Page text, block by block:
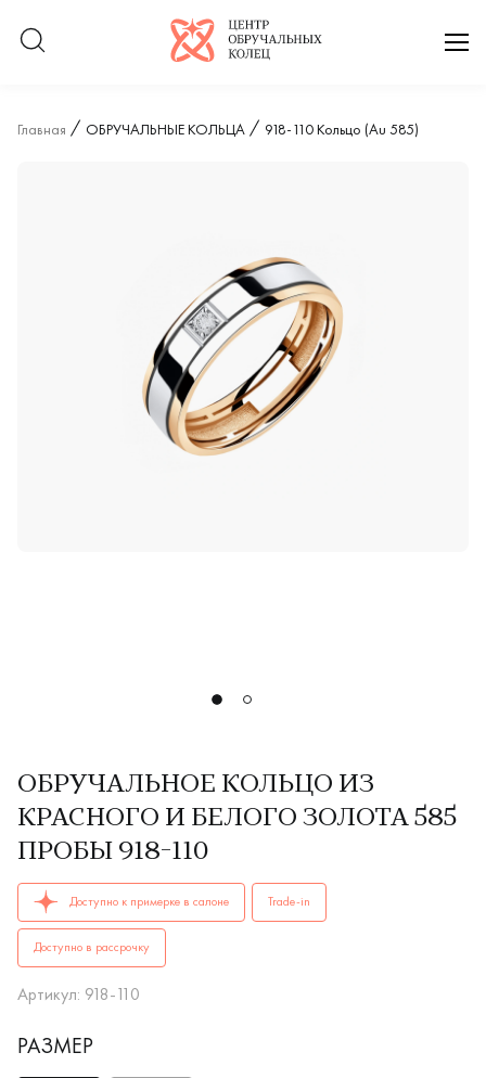
Логотип компании
Главная ОБРУЧАЛЬНЫЕ КОЛЬЦА 918-110 Кольцо (Au 585)
ОБРУЧАЛЬНОЕ КОЛЬЦО ИЗ
КРАСНОГО И БЕЛОГО ЗОЛОТА 585
ПРОБЫ 918-110
ОБРУЧАЛЬНЫЕ КОЛЬЦА мужские, парные 918-110 AU 585
Доступно к примерке в салоне Trade-in
Доступно в рассрочку
Артикул: 918-110
РАЗМЕР